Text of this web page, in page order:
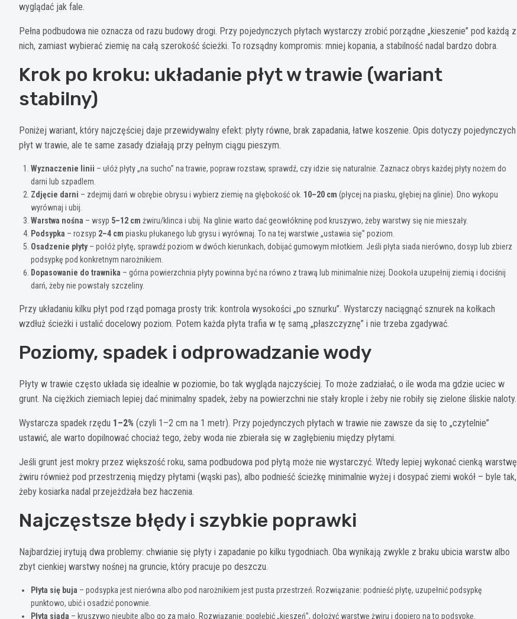
wyglądać jak fale.
Pełna podbudowa nie oznacza od razu budowy drogi. Przy pojedynczych płytach wystarczy zrobić porządne „kieszenie” pod każdą z
nich, zamiast wybierać ziemię na całą szerokość ścieżki. To rozsądny kompromis: mniej kopania, a stabilność nadal bardzo dobra.
Krok po kroku: układanie płyt w trawie (wariant
stabilny)
Poniżej wariant, który najczęściej daje przewidywalny efekt: płyty równe, brak zapadania, łatwe koszenie. Opis dotyczy pojedynczych
płyt w trawie, ale te same zasady działają przy pełnym ciągu pieszym.
Wyznaczenie linii – ułóż płyty „na sucho” na trawie, popraw rozstaw, sprawdź, czy idzie się naturalnie. Zaznacz obrys każdej płyty nożem do
darni lub szpadlem.
Zdjęcie darni – zdejmij darń w obrębie obrysu i wybierz ziemię na głębokość ok. 10–20 cm (płycej na piasku, głębiej na glinie). Dno wykopu
wyrównaj i ubij.
Warstwa nośna – wsyp 5–12 cm żwiru/klinca i ubij. Na glinie warto dać geowłókninę pod kruszywo, żeby warstwy się nie mieszały.
Podsypka – rozsyp 2–4 cm piasku płukanego lub grysu i wyrównaj. To na tej warstwie „ustawia się” poziom.
Osadzenie płyty– połóż płytę, sprawdź poziom w dwóch kierunkach, dobijać gumowym młotkiem. Jeśli płyta siada nierówno, dosyp lub zbierz
podsypkę pod konkretnym narożnikiem.
Dopasowanie do trawnika – górna powierzchnia płyty powinna być na równo z trawą lub minimalnie niżej. Dookoła uzupełnij ziemią i dociśnij
darń, żeby nie powstały szczeliny.
Przy układaniu kilku płyt pod rząd pomaga prosty trik: kontrola wysokości „po sznurku”. Wystarczy naciągnąć sznurek na kołkach
wzdłuż ścieżki i ustalić docelowy poziom. Potem każda płyta trafia w tę samą „płaszczyznę” i nie trzeba zgadywać.
Poziomy, spadek i odprowadzanie wody
Płyty w trawie często układa się idealnie w poziomie, bo tak wygląda najczyściej. To może zadziałać, o ile woda ma gdzie uciec w
grunt. Na ciężkich ziemiach lepiej dać minimalny spadek, żeby na powierzchni nie stały krople i żeby nie robiły się zielone śliskie naloty.
Wystarcza spadek rzędu 1–2% (czyli 1–2 cm na 1 metr). Przy pojedynczych płytach w trawie nie zawsze da się to „czytelnie”
ustawić, ale warto dopilnować chociaż tego, żeby woda nie zbierała się w zagłębieniu między płytami.
Jeśli grunt jest mokry przez większość roku, sama podbudowa pod płytą może nie wystarczyć. Wtedy lepiej wykonać cienką warstwę
żwiru również pod przestrzenią między płytami (wąski pas), albo podnieść ścieżkę minimalnie wyżej i dosypać ziemi wokół – byle tak,
żeby kosiarka nadal przejeżdżała bez haczenia.
Najczęstsze błędy i szybkie poprawki
Najbardziej irytują dwa problemy: chwianie się płyty i zapadanie po kilku tygodniach. Oba wynikają zwykle z braku ubicia warstw albo
zbyt cienkiej warstwy nośnej na gruncie, który pracuje po deszczu.
Płyta się buja – podsypka jest nierówna albo pod narożnikiem jest pusta przestrzeń. Rozwiązanie: podnieść płytę, uzupełnić podsypkę
punktowo, ubić i osadzić ponownie.
Płyta siada – kruszywo nieubite albo go za mało. Rozwiązanie: pogłębić „kieszeń”, dołożyć warstwę żwiru i dopiero na to podsypkę.